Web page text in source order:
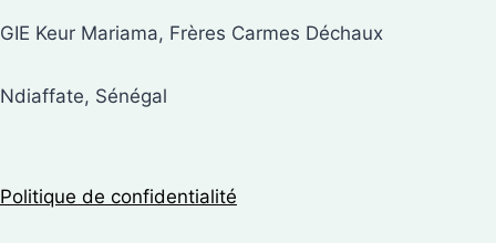
GIE Keur Mariama, Frères Carmes Déchaux
Ndiaffate, Sénégal
Politique de confidentialité